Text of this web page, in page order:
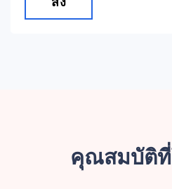
คุณสมบัติที่